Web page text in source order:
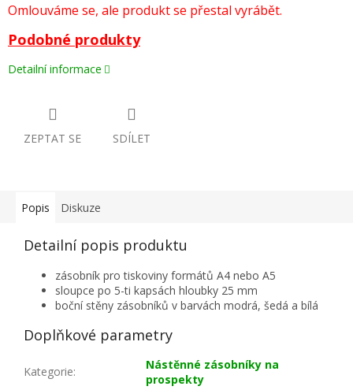
Omlouváme se, ale produkt se přestal vyrábět.
Podobné produkty
Detailní informace
ZEPTAT SE SDÍLET
Popis Diskuze
Detailní popis produktu
zásobník pro tiskoviny formátů A4 nebo A5
sloupce po 5-ti kapsách hloubky 25 mm
boční stěny zásobníků v barvách modrá, šedá a bílá
Doplňkové parametry
Kategorie:
Nástěnné zásobníky na
prospekty